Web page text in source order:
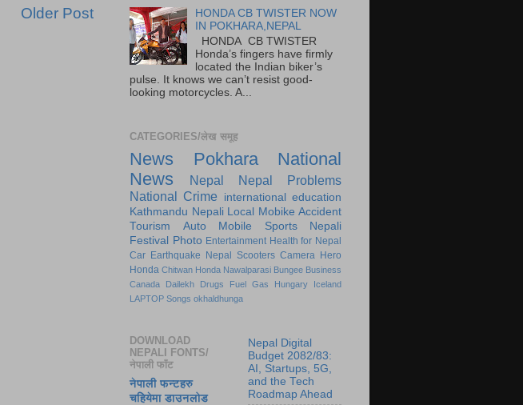
Older Post
HONDA CB TWISTER NOW
IN POKHARA,NEPAL
HONDA CB TWISTER
Honda’s fingers have firmly
located the Indian biker’s
pulse. It knows we can’t resist good-
looking motorcycles. A...
CATEGORIES/लेख समूह
News Pokhara
National
News
Nepal
Nepal Problems
National Crime international education
Kathmandu Nepali Local Mobike Accident
Tourism
Auto Mobile Sports
Nepali
Festival Photo Entertainment Health for Nepal
Car Earthquake Nepal Scooters Camera Hero
Honda Chitwan Honda Nawalparasi Bungee Business
Canada
Dailekh Drugs Fuel Gas Hungary
Iceland
LAPTOP Songs okhaldhunga
DOWNLOAD
NEPALI FONTS/
नेपाली फाँट
नेपाली फन्टहरु
चहियेमा डाउनलोड
Nepal Digital
Budget 2082/83:
AI, Startups, 5G,
and the Tech
Roadmap Ahead